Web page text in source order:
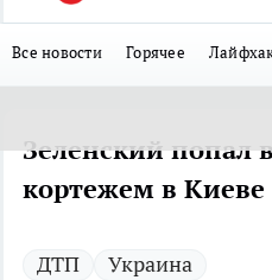
Все новости Горячее
Зеленский попал
кортежем в Киеве
ДТП Украина